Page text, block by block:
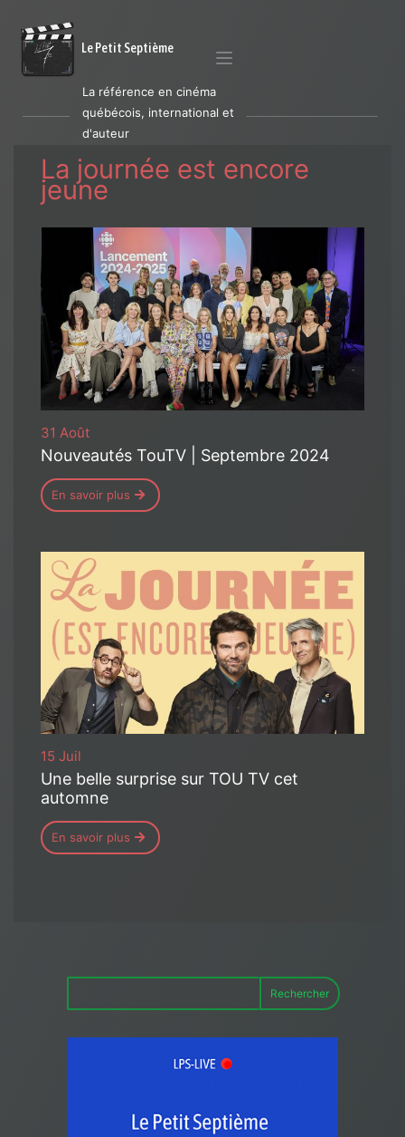
Le Petit Septième
La référence en cinéma
québécois, international et
d'auteur
La journée est encore
jeune
31 Août
Nouveautés TouTV | Septembre 2024
En savoir plus
15 Juil
Une belle surprise sur TOU TV cet
automne
En savoir plus
Rechercher